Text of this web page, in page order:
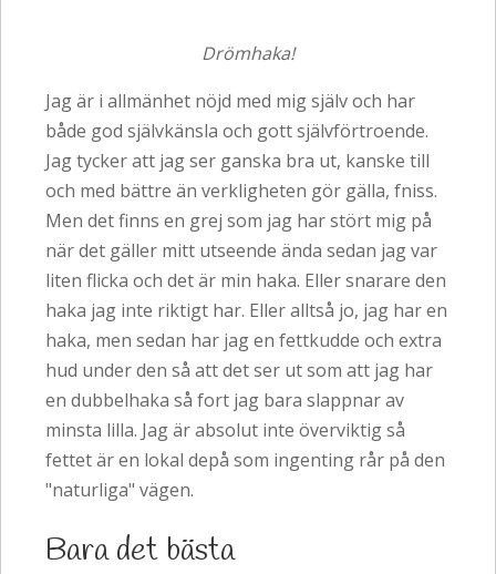
Drömhaka!
Jag är i allmänhet nöjd med mig själv och har
både god självkänsla och gott självförtroende.
Jag tycker att jag ser ganska bra ut, kanske till
och med bättre än verkligheten gör gälla, fniss.
Men det finns en grej som jag har stört mig på
när det gäller mitt utseende ända sedan jag var
liten flicka och det är min haka. Eller snarare den
haka jag inte riktigt har. Eller alltså jo, jag har en
haka, men sedan har jag en fettkudde och extra
hud under den så att det ser ut som att jag har
en dubbelhaka så fort jag bara slappnar av
minsta lilla. Jag är absolut inte överviktig så
fettet är en lokal depå som ingenting rår på den
"naturliga" vägen.
Bara det bästa